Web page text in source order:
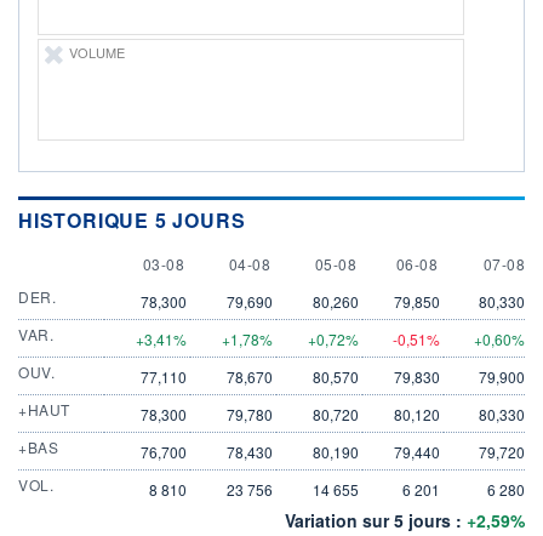
VOLUME
HISTORIQUE 5 JOURS
3 AUGUST
03-08 4 AUGUST
04-08 5 AUGUST
05-08 6 AUGUST
06-08 7
07-08
DER.
78,300 79,690 80,260 79,850
80,330
VAR.
+3,41% +1,78% +0,72% -0,51%
+0,60%
OUV.
77,110 78,670 80,570 79,830
79,900
+HAUT
78,300 79,780 80,720 80,120
80,330
+BAS
76,700 78,430 80,190 79,440
79,720
VOL.
8 810 23 756 14 655 6 201 6 280
Variation sur 5 jours : +2,59%